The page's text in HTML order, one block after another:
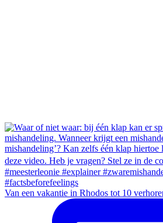
Van een vakantie in Rhodos tot 10